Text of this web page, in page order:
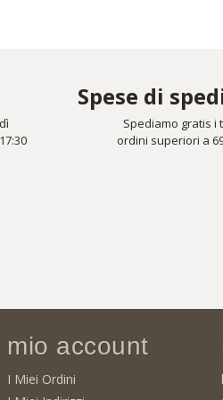
Spese di
Spediamo gratis i
ordini superiori a
mio account
I Miei Ordini